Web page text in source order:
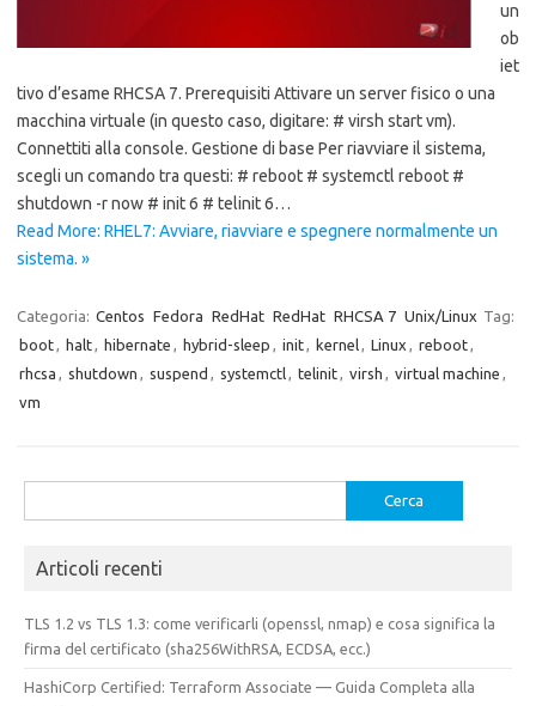
un
ob
iet
tivo d’esame RHCSA 7. Prerequisiti Attivare un server fisico o una
macchina virtuale (in questo caso, digitare: # virsh start vm).
Connettiti alla console. Gestione di base Per riavviare il sistema,
scegli un comando tra questi: # reboot # systemctl reboot #
shutdown -r now # init 6 # telinit 6…
Read More: RHEL7: Avviare, riavviare e spegnere normalmente un
sistema. »
Categoria: Centos Fedora RedHat RedHat RHCSA 7 Unix/Linux Tag:
boot, halt, hibernate , hybrid-sleep , init, kernel, Linux , reboot,
rhcsa , shutdown , suspend , systemctl, telinit, virsh , virtual machine ,
vm
per:
Articoli recenti
TLS 1.2 vs TLS 1.3: come verificarli (openssl, nmap) e cosa significa la
firma del certificato (sha256WithRSA, ECDSA, ecc.)
HashiCorp Certified: Terraform Associate — Guida Completa alla